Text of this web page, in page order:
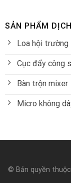
SẢN PHẨM
Loa hội trường
Cục đẩy công
Bàn trộn mixer
Micro không
© Bản quyền